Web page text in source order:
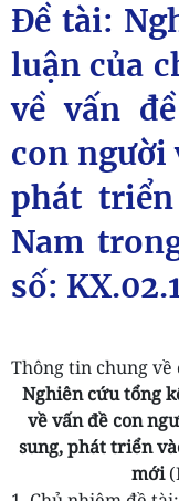
Đề tài:
luận của
về vấn
con người
phát
Nam
số:
Thông tin chung về
Nghiên cứu tổng
về vấn đề con
sung, phát triển
mới